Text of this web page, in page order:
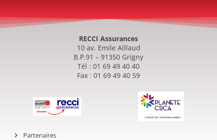
RECCI Assurances
10 av. Emile Aillaud
B.P.91 – 91350 Grigny
Tél : 01 69 49 40 40
Fax : 01 69 49 40 59
Partenaires